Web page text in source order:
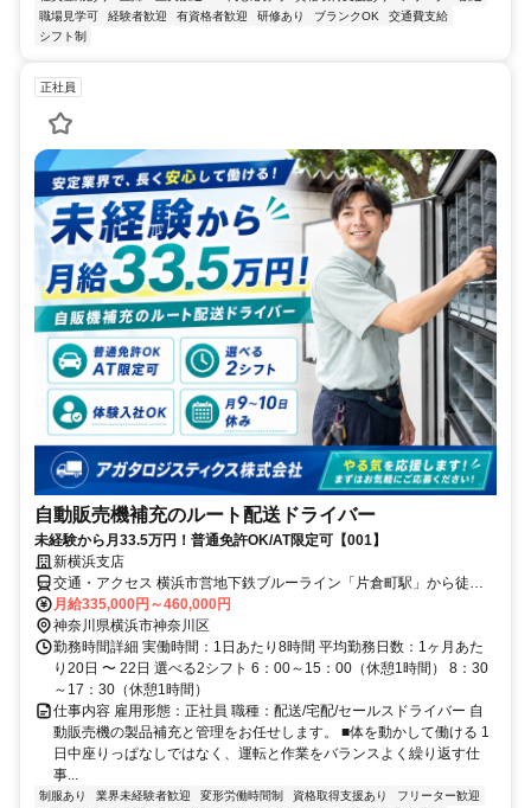
職場見学可
経験者歓迎 有資格者歓迎 研修あり ブランクOK
交通費支給
シフト制
正社員
自動販売機補充のルート配送ドライバー
未経験から月33.5万円！普通免許OK/AT限定可【001】
新横浜支店
交通・アクセス 横浜市営地下鉄ブルーライン「片倉町駅」から徒歩9
分
月給335,000円～460,000円
神奈川県横浜市神奈川区
勤務時間詳細 実働時間：1日あたり8時間 平均勤務日数：1ヶ月あた
り20日 〜 22日 選べる2シフト 6：00～15：00（休憩1時間） 8：30
～17：30（休憩1時間）
仕事内容 雇用形態：正社員 職種：配送/宅配/セールスドライバー 自
動販売機の製品補充と管理をお任せします。 ■体を動かして働ける 1
日中座りっぱなしではなく、運転と作業をバランスよく繰り返す仕
事...
制服あり 業界未経験者歓迎 変形労働時間制 資格取得支援あり
フリーター歓迎